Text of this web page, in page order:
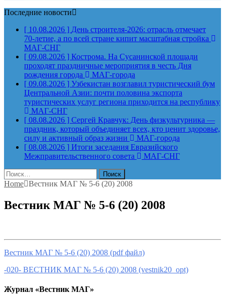
Последние новости
[ 10.08.2026 ] День строителя‑2026: отрасль отмечает
70‑летие, а по всей стране кипит масштабная стройка
МАГ-СНГ
[ 09.08.2026 ] Кострома. На Сусанинской площади
проходят праздничные мероприятия в честь Дня
рождения города
МАГ-города
[ 09.08.2026 ] Узбекистан возглавил туристический бум
Центральной Азии: почти половина экспорта
туристических услуг региона приходится на республику
МАГ-СНГ
[ 08.08.2026 ] Сергей Кравчук: День физкультурника —
праздник, который объединяет всех, кто ценит здоровье,
силу и активный образ жизни
МАГ-города
[ 08.08.2026 ] Итоги заседания Евразийского
Межправительственного совета
МАГ-СНГ
Найти:
Home Вестник МАГ № 5-6 (20) 2008
Вестник МАГ № 5-6 (20) 2008
Вестник МАГ № 5-6 (20) 2008 (pdf файл)
-020- ВЕСТНИК МАГ № 5-6 (20) 2008 (vestnik20_opt)
Журнал «Вестник МАГ»